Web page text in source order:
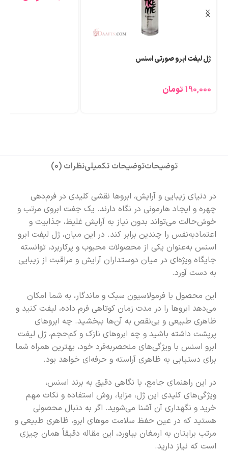
ژل لیفت ابرو صورتی اسنس
190,000 تومان
توضیحاتتوضیحات تکمیلینظرات (0)
در دنیای زیبایی و آرایش، ابروها نقشی کلیدی در فرم‌دهی
چهره و ایجاد هارمونی در نگاه دارند. یک جفت ابروی مرتب و
خوش‌حالت می‌تواند بدون نیاز به آرایش غلیظ، جذابیت و
اعتمادبه‌نفس را چندین برابر کند. در این میان، ژل لیفت ابرو
اسنس به‌عنوان یکی از محصولات محبوب و پرکاربرد، توانسته
جایگاه ویژه‌ای در میان دوستداران آرایش و مراقبت از زیبایی
به دست آورد.
این محصول با فرمولاسیون سبک و ماندگار، به شما امکان
می‌دهد ابروها را در مدت زمان کوتاهی فرم داده، لیفت کنید و
ظاهری طبیعی و بی‌نقص به آن‌ها ببخشید. چه ابروهای
پرپشت داشته باشید و چه ابروهای نازک و کم‌حجم، ژل لیفت
ابرو اسنس با ویژگی‌های منحصربه‌فرد خود، بهترین همراه شما
برای دستیابی به ظاهری آراسته و حرفه‌ای خواهد بود.
در این راهنمای جامع، با نگاهی دقیق به برند اسنس،
ویژگی‌های کلیدی این ژل، مزایا، روش استفاده و نکات مهم
خرید و نگهداری آن آشنا می‌شوید. اگر به دنبال محصولی
هستید که در عین حفظ سلامت موهای ابرو، ظاهری طبیعی و
مرتب برایتان به ارمغان بیاورد، این مقاله دقیقاً همان چیزی
است که نیاز دارید.